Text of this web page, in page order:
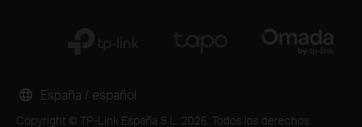
Copyright © TP-Link España S.L. 2026. Todos los derechos
España / español